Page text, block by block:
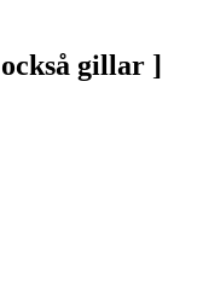
gillar ]